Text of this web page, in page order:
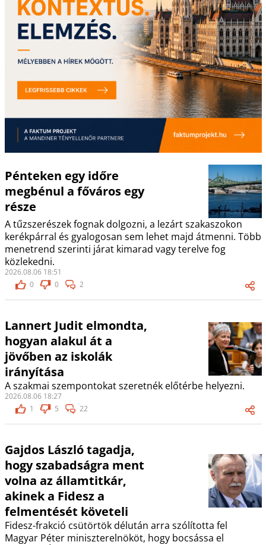
Pénteken egy időre
megbénul a főváros egy
része
A tűzszerészek fognak dolgozni, a lezárt szakaszokon
kerékpárral és gyalogosan sem lehet majd átmenni. Több
menetrend szerinti járat kimarad vagy terelve fog
közlekedni.
2026.08.06 18:51
0
0 2
Lannert Judit elmondta,
hogyan alakul át a
jövőben az iskolák
irányítása
A szakmai szempontokat szeretnék előtérbe helyezni.
2026.08.06 18:27
1
5 22
Gajdos László tagadja,
hogy szabadságra ment
volna az államtitkár,
akinek a Fidesz a
felmentését követeli
Fidesz-frakció csütörtök délután arra szólította fel
Magyar Péter miniszterelnököt, hogy bocsássa el